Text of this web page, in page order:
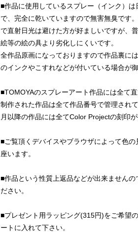
■作品に使用しているスプレー（インク）は
で、完全に乾いていますので無害無臭です
で直射日光は避けた方が好ましいですが、
絵等の絵の具より劣化しにくいです。
全作品原画になっておりますので作品裏に
のインクやこすれなどが付いている場合が御
■TOMOYAのスプレーアート作品には全て直
制作された作品は全て作品番号で管理され
月以降の作品には全てColor Projectの刻印が
■ご覧頂くデバイスやブラウザによって色
座います。
■作品という性質上返品などが出来ませんの
ださい。
■プレゼント用ラッピング(315円)をご希望
ートに入れて下さい。